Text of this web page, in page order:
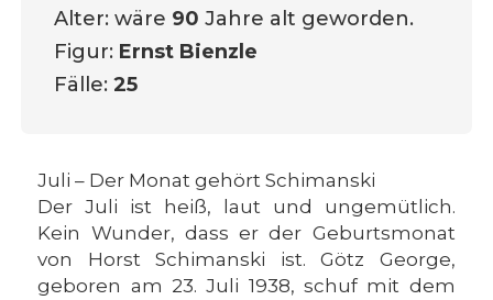
Alter: wäre 90 Jahre alt geworden.
Figur: Ernst Bienzle
Fälle:25
Juli – Der Monat gehört Schimanski
Der Juli ist heiß, laut und ungemütlich.
Kein Wunder, dass er der Geburtsmonat
von Horst Schimanski ist. Götz George,
geboren am 23. Juli 1938, schuf mit dem